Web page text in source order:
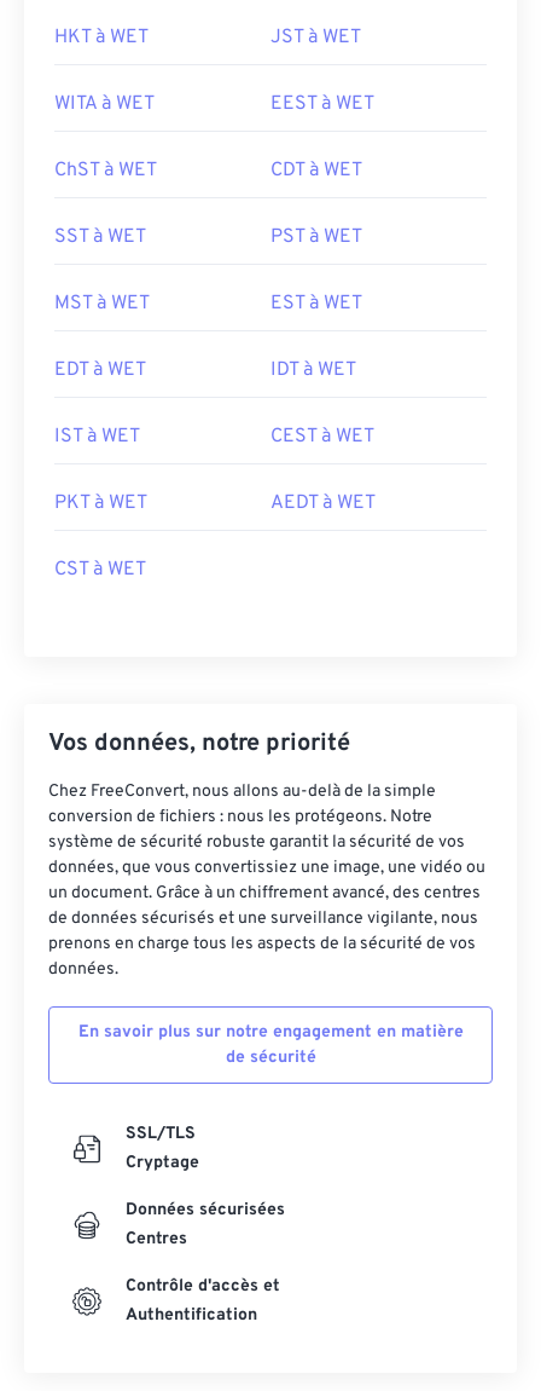
HKT à WET JST à WET
WITA à WET EEST à WET
ChST à WET CDT à WET
SST à WET PST à WET
MST à WET EST à WET
EDT à WET IDT à WET
IST à WET CEST à WET
PKT à WET AEDT à WET
CST à WET
Vos données, notre priorité
Chez FreeConvert, nous allons au-delà de la simple
conversion de fichiers : nous les protégeons. Notre
système de sécurité robuste garantit la sécurité de vos
données, que vous convertissiez une image, une vidéo ou
un document. Grâce à un chiffrement avancé, des centres
de données sécurisés et une surveillance vigilante, nous
prenons en charge tous les aspects de la sécurité de vos
données.
En savoir plus sur notre engagement en matière
de sécurité
SSL/TLS
Cryptage
Données sécurisées
Centres
Contrôle d'accès et
Authentification